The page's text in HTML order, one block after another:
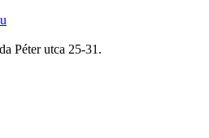
Péter utca 25-31.